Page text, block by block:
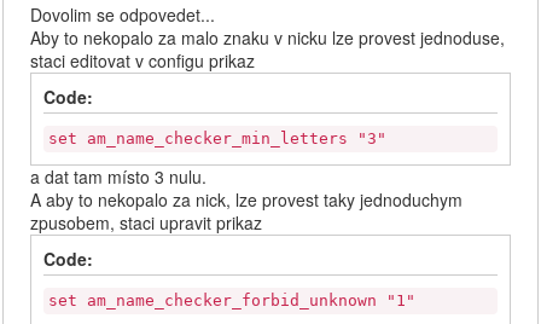
Dovolim se odpovedet...
Aby to nekopalo za malo znaku v nicku lze provest jednoduse,
staci editovat v configu prikaz
Code:
set am_name_checker_min_letters "3"
a dat tam místo 3 nulu.
A aby to nekopalo za nick, lze provest taky jednoduchym
zpusobem, staci upravit prikaz
Code:
set am_name_checker_forbid_unknown "1"